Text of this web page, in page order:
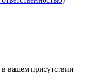
вашем присутствии